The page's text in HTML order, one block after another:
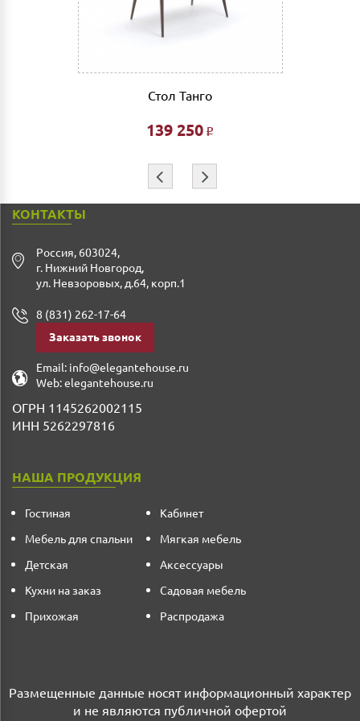
совершении заказа в интернет магазине и является
фиксированной- 3% от стоимости заказа.
Дата доставки, выгрузки и сборки обговаривается
индивидуально.
Ждем Вас в нашем салоне и желаем Вам приятных
⇦
Стол Танго
139 250 Р
⇨
КОНТАКТЫ
Россия, 603024,
г. Нижний Новгород,
ул. Невзоровых, д.64, корп.1
8 (831) 262-17-64
Заказать звонок
Email: info@elegantehouse.ru
Web:elegantehouse.ru
ОГРН 1145262002115
ИНН 5262297816
НАША ПРОДУКЦИЯ
Гостиная
Мебель для спальни
Детская
Кухни на заказ
Прихожая
Кабинет
Мягкая мебель
Аксессуары
Садовая мебель
Распродажа
Размещенные данные носят информационный характер
и не являются публичной офертой